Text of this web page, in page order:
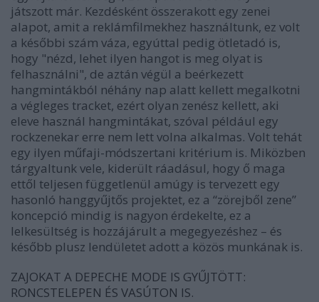
játszott már. Kezdésként összerakott egy zenei
alapot, amit a reklámfilmekhez használtunk, ez volt
a későbbi szám váza, egyúttal pedig ötletadó is,
hogy "nézd, lehet ilyen hangot is meg olyat is
felhasználni", de aztán végül a beérkezett
hangmintákból néhány nap alatt kellett megalkotni
a végleges tracket, ezért olyan zenész kellett, aki
eleve használ hangmintákat, szóval például egy
rockzenekar erre nem lett volna alkalmas. Volt tehát
egy ilyen műfaji-módszertani kritérium is. Miközben
tárgyaltunk vele, kiderült ráadásul, hogy ő maga
ettől teljesen függetlenül amúgy is tervezett egy
hasonló hanggyűjtős projektet, ez a “zörejből zene”
koncepció mindig is nagyon érdekelte, ez a
lelkesültség is hozzájárult a megegyezéshez – és
később plusz lendületet adott a közös munkának is.
ZAJOKAT A DEPECHE MODE IS GYŰJTÖTT:
RONCSTELEPEN ÉS VASÚTON IS.